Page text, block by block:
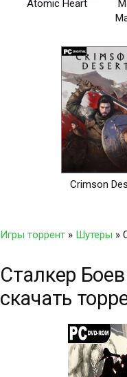
Atomic Heart
Crimson
Игры торрент » Шутеры »
Сталкер
скачать